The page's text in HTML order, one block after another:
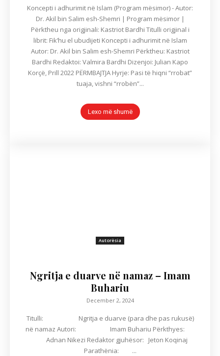
Koncepti i adhurimit në Islam (Program mësimor) - Autor:
Dr. Akil bin Salim esh-Shemri | Program mësimor |
Përktheu nga origjinali: Kastriot Bardhi Titulli origjinal i
librit: Fik’hu el ubudijeti Koncepti i adhurimit në Islam
Autor: Dr. Akil bin Salim esh-Shemri Përktheu: Kastriot
Bardhi Redaktoi: Valmira Bardhi Dizenjoi: Julian Kapo
Korçë, Prill 2022 PËRMBAJTJA Hyrje: Pasi të hiqni “rrobat”
tuaja, vishni “rrobën”...
Lexo më shumë
Autorësia
Ngritja e duarve në namaz – Imam
Buhariu
December 2, 2024
Titulli: Ngritja e duarve (para dhe pas rukusë)
në namaz Autori: Imam Buhariu Përkthyes:
Adnan Nikezi Redaktor gjuhësor: Jeton Koqinaj
Parathënia: ...